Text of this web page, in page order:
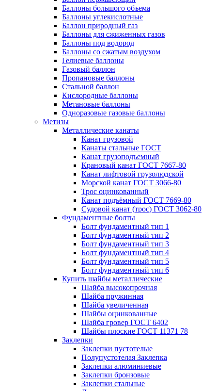
Баллоны большого объема
Баллоны углекислотные
Баллон природный газ
Баллоны для сжиженных газов
Баллоны под водород
Баллоны со сжатым воздухом
Гелиевые баллоны
Газовый баллон
Пропановые баллоны
Стальной баллон
Кислородные баллоны
Метановые баллоны
Одноразовые газовые баллоны
Метизы
Металлические канаты
Канат грузовой
Канаты стальные ГОСТ
Канат грузоподъемный
Крановый канат ГОСТ 7667-80
Канат лифтовой грузолюдской
Морской канат ГОСТ 3066-80
Трос оцинкованный
Канат подъёмный ГОСТ 7669-80
Судовой канат (трос) ГОСТ 3062-80
Фундаментные болты
Болт фундаментный тип 1
Болт фундаментный тип 2
Болт фундаментный тип 3
Болт фундаментный тип 4
Болт фундаментный тип 5
Болт фундаментный тип 6
Купить шайбы металлические
Шайба высокопрочная
Шайба пружинная
Шайба увеличенная
Шайбы оцинкованные
Шайба гровер ГОСТ 6402
Шайбы плоские ГОСТ 11371 78
Заклепки
Заклепки пустотелые
Полупустотелая Заклепка
Заклепки алюминиевые
Заклепки бронзовые
Заклепки стальные